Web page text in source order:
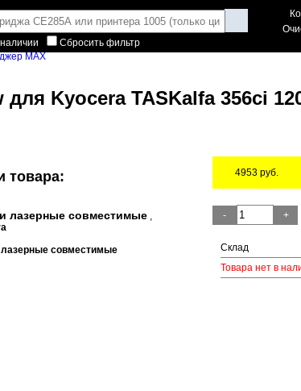
Сбросить фильтр
MAX
Kyocera TASKalfa 356ci
товара:
лазерные совместимые ,
лазерные совместимые
4953 руб.
-
+
Склад
Товара нет в